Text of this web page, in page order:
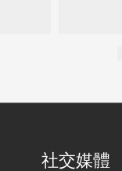
社交媒體